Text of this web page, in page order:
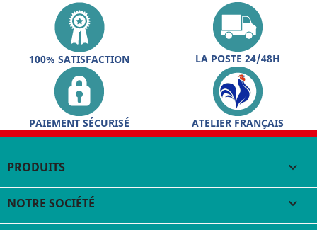
100% SATISFACTION LA POSTE 24/48H
PAIEMENT SÉCURISÉ ATELIER FRANÇAIS
PRODUITS 
NOTRE SOCIÉTÉ 